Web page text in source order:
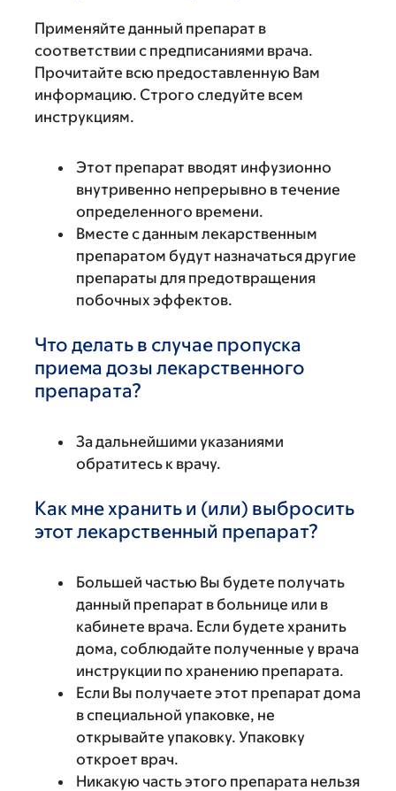
Применяйте данный препарат в
соответствии с предписаниями врача.
Прочитайте всю предоставленную Вам
информацию. Строго следуйте всем
инструкциям.
Этот препарат вводят инфузионно
внутривенно непрерывно в течение
определенного времени.
Вместе с данным лекарственным
препаратом будут назначаться другие
препараты для предотвращения
побочных эффектов.
Что делать в случае пропуска
приема дозы лекарственного
препарата?
За дальнейшими указаниями
обратитесь к врачу.
Как мне хранить и (или) выбросить
этот лекарственный препарат?
Большей частью Вы будете получать
данный препарат в больнице или в
кабинете врача. Если будете хранить
дома, соблюдайте полученные у врача
инструкции по хранению препарата.
Если Вы получаете этот препарат дома
в специальной упаковке, не
открывайте упаковку. Упаковку
откроет врач.
Никакую часть этого препарата нельзя